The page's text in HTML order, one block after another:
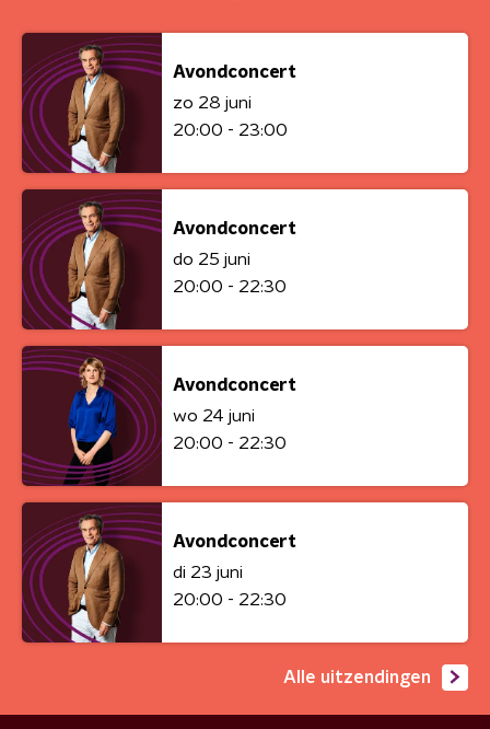
Avondconcert
zo 28 juni
20:00 - 23:00
Avondconcert
do 25 juni
20:00 - 22:30
Avondconcert
wo 24 juni
20:00 - 22:30
Avondconcert
di 23 juni
20:00 - 22:30
Alle uitzendingen